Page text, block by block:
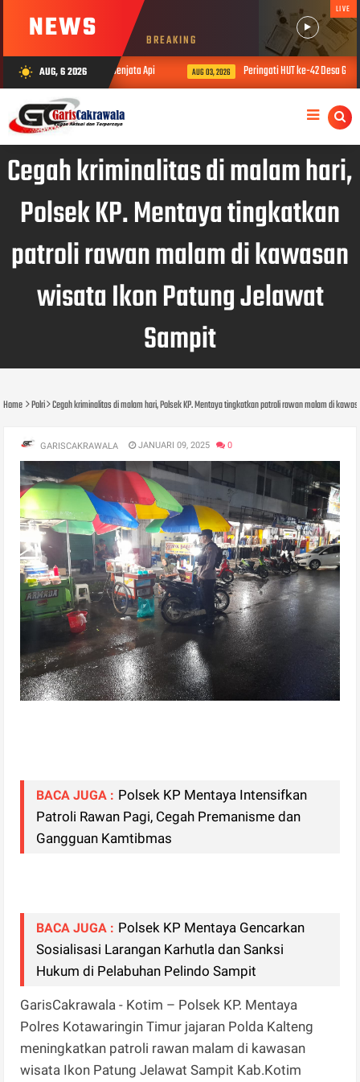
NEWS BREAKING
LIVE
wb_sunny AUG, 6 2026
7 Tersangka dan Sita Senjata Api AUG 03, 2026 Peringati HUT ke-42 Desa
Cegah kriminalitas di malam hari,
Polsek KP. Mentaya tingkatkan
patroli rawan malam di kawasan
wisata Ikon Patung Jelawat
Sampit
Home Polri Cegah kriminalitas di malam hari, Polsek KP. Mentaya tingkatkan patroli rawan malam di
GARISCAKRAWALA JANUARI 09, 2025 0
BACA JUGA : Polsek KP Mentaya Intensifkan
Patroli Rawan Pagi, Cegah Premanisme dan
Gangguan Kamtibmas
BACA JUGA : Polsek KP Mentaya Gencarkan
Sosialisasi Larangan Karhutla dan Sanksi
Hukum di Pelabuhan Pelindo Sampit
GarisCakrawala - Kotim – Polsek KP. Mentaya
Polres Kotawaringin Timur jajaran Polda Kalteng
meningkatkan patroli rawan malam di kawasan
wisata Ikon Patung Jelawat Sampit Kab.Kotim